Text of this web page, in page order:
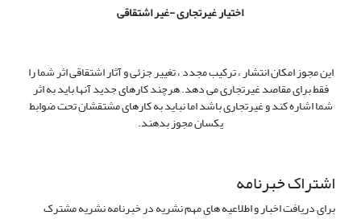
اختیار غیرتجاری -غیر اشتقاقی
این مجوز امکان انتشار ، ترکیب مجدد ، تغییر جزئی و آثار اشتقاقی اثر شما را
فقط برای مقاصد غیرتجاری می دهد. هرچند کارهای جدید آنها باید به اثر
شما اشاره کند و غیرتجاری باشد اما نباید به کارهای مشتقشان تحت ضوابط
یکسان مجوز بدهند.
اشتراک خبرنامه
برای دریافت اخبار و اطلاعیه های مهم نشریه در خبرنامه نشریه مشترک